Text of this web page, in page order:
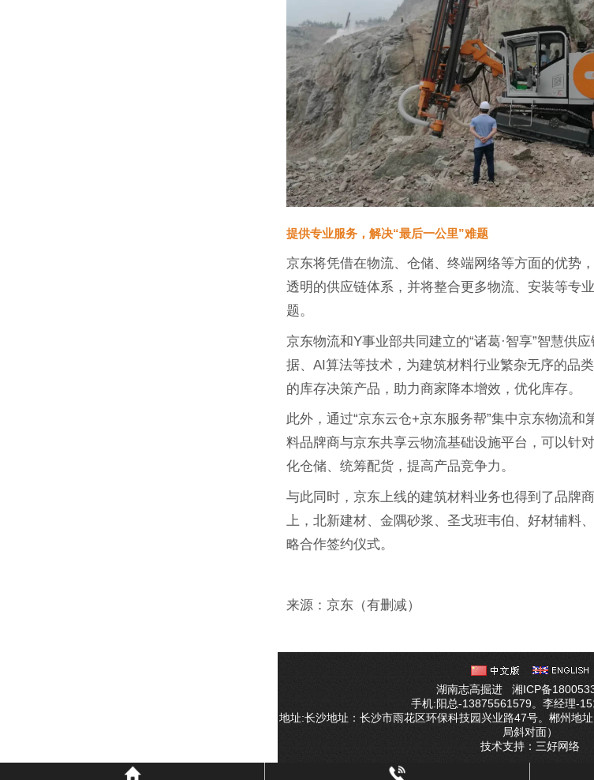
提供专业服务，解决“最后一公里”难题
京东将凭借在物流、仓储、终端网络等方面的优势
透明的供应链体系，并将整合更多物流、安装等专
题。
京东物流和Y事业部共同建立的“诸葛·智享”智慧供
据、AI算法等技术，为建筑材料行业繁杂无序的品
的库存决策产品，助力商家降本增效，优化库存。
此外，通过“京东云仓+京东服务帮”集中京东物流
料品牌商与京东共享云物流基础设施平台，可以针
化仓储、统筹配货，提高产品竞争力。
与此同时，京东上线的建筑材料业务也得到了品牌
上，北新建材、金隅砂浆、圣戈班韦伯、好材辅料
略合作签约仪式。
来源：京东（有删减）
湖南志高掘进 湘ICP备
手机:阳总-13875561579。李经理-
地址:长沙地址：长沙市雨花区环保科技园兴业路47号。郴州地
局斜对面）
技术支持： 三好网络